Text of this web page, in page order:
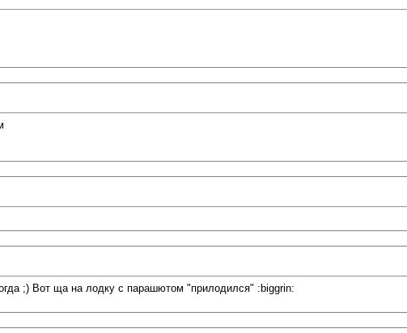
;) Вот ща на лодку с парашютом "прилодился" :biggrin: